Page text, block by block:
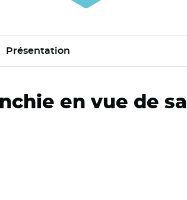
Présentation
en vue de sa